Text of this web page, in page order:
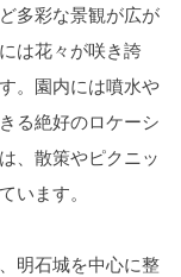
多彩な景観が広が
は花々が咲き誇
。園内には噴水や
る絶好のロケーシ
、散策やピクニッ
います。
明石城を中心に整